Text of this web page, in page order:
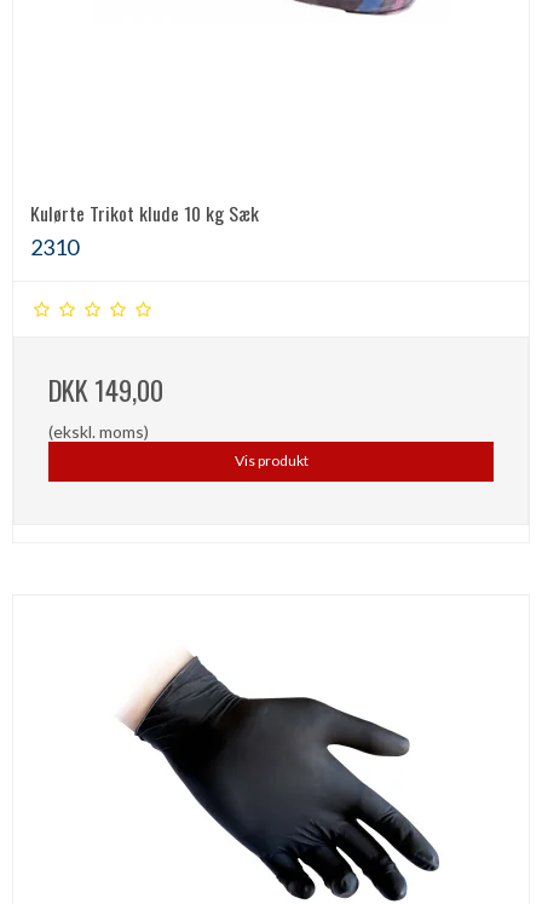
Kulørte Trikot klude 10 kg Sæk
2310
DKK 149,00
(ekskl. moms)
Vis produkt